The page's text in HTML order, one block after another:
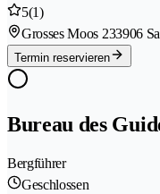
5(1)
Grosses Moos 233906
Termin reservieren
Bureau des
Bergführer
Geschlossen